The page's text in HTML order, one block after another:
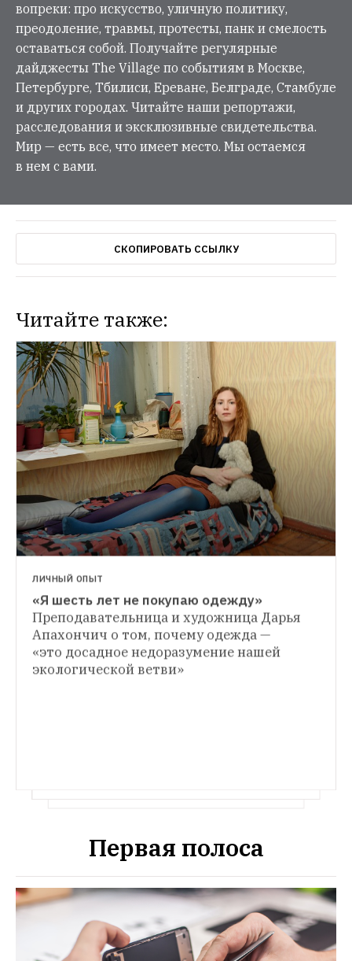
вопреки: про искусство, уличную политику,
преодоление, травмы, протесты, панк и смелость
оставаться собой. Получайте регулярные
дайджесты The Village по событиям в Москве,
Петербурге, Тбилиси, Ереване, Белграде, Стамбуле
и других городах. Читайте наши репортажи,
расследования и эксклюзивные свидетельства.
Мир — есть все, что имеет место. Мы остаемся
в нем с вами.
СКОПИРОВАТЬ ССЫЛКУ
Читайте также:
НОВОСТИ
В «Атриуме» открылась выставка Uniqlo и
ВШЭ «Новая жизнь старых вещей»
Посетить мероприятие можно в течение
декабря
В чем встречать Новый год, куда бы
вы ни отправились От торжественного
ужина со строгим дресс-кодом
ЛИЧНЫЙ ОПЫТ
«Я шесть лет не покупаю одежду»
Преподавательница и художница Дарья
Апахончич о том, почему одежда —
«это досадное недоразумение нашей
экологической ветви»
Первая полоса